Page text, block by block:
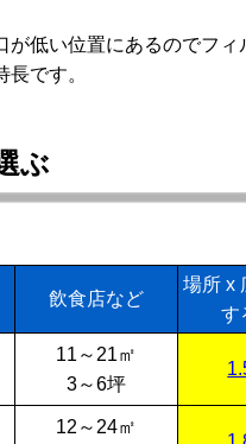
が低い位置にあるのでフィ
です。
ぶ
飲食店など
場所 x
す
11～21㎡
3～6坪
12～24㎡